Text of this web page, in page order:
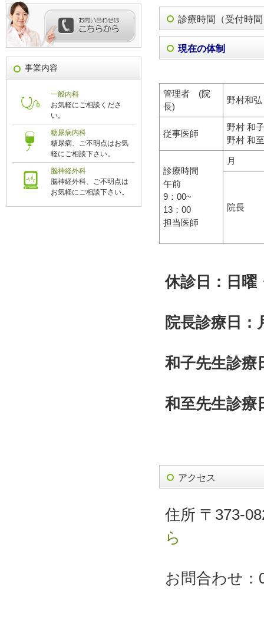
診療時間（受付時
現在の体制
管理者 (院
長)
野村和
従事医師
野村 和
野村 和
診療時間
午前
9：00~
13：00
担当医師
月
院長
休診日：日曜
院長診療日
和子先生診療
和至先生診療
アクセス
住所 〒373-
ら
お問合わせ：
事業内容
一般内科
お気軽にご相談くださ
い。
糖尿病内科
糖尿病、ご不明点はお気
軽にご相談下さい。
脳神経外科
脳神経外科、ご不明点は
お気軽にご相談下さい。